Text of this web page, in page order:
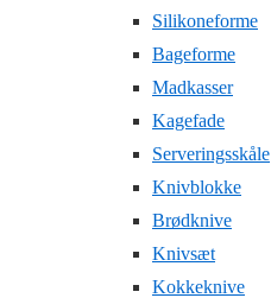
Silikoneforme
Bageforme
Madkasser
Kagefade
Serveringsskåle
Knivblokke
Brødknive
Knivsæt
Kokkeknive